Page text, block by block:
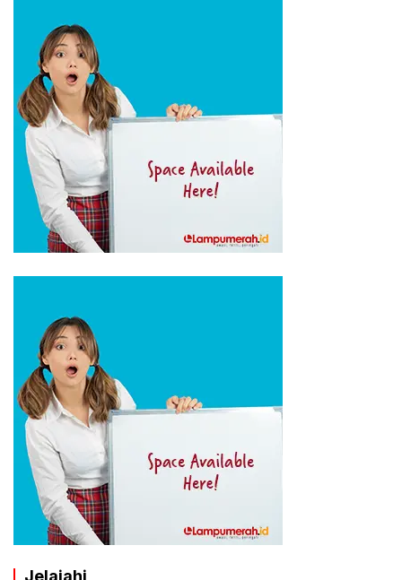
Jelajahi